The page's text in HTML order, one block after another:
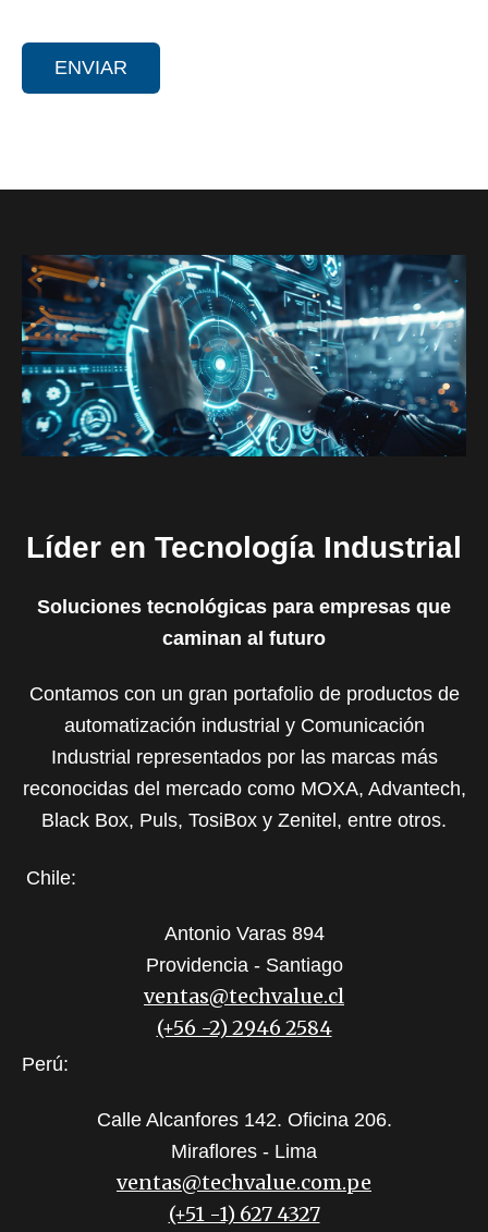
Líder en Tecnología Industrial
Soluciones tecnológicas para empresas que
caminan al futuro
Contamos con un gran portafolio de productos de
automatización industrial y Comunicación
Industrial representados por las marcas más
reconocidas del mercado como MOXA, Advantech,
Black Box, Puls, TosiBox y Zenitel, entre otros.
Chile:
Antonio Varas 894
Providencia - Santiago
ventas@techvalue.cl
(+56 -2) 2946 2584
Perú:
Calle Alcanfores 142. Oficina 206.
Miraflores - Lima
ventas@techvalue.com.pe
(+51 -1) 627 4327